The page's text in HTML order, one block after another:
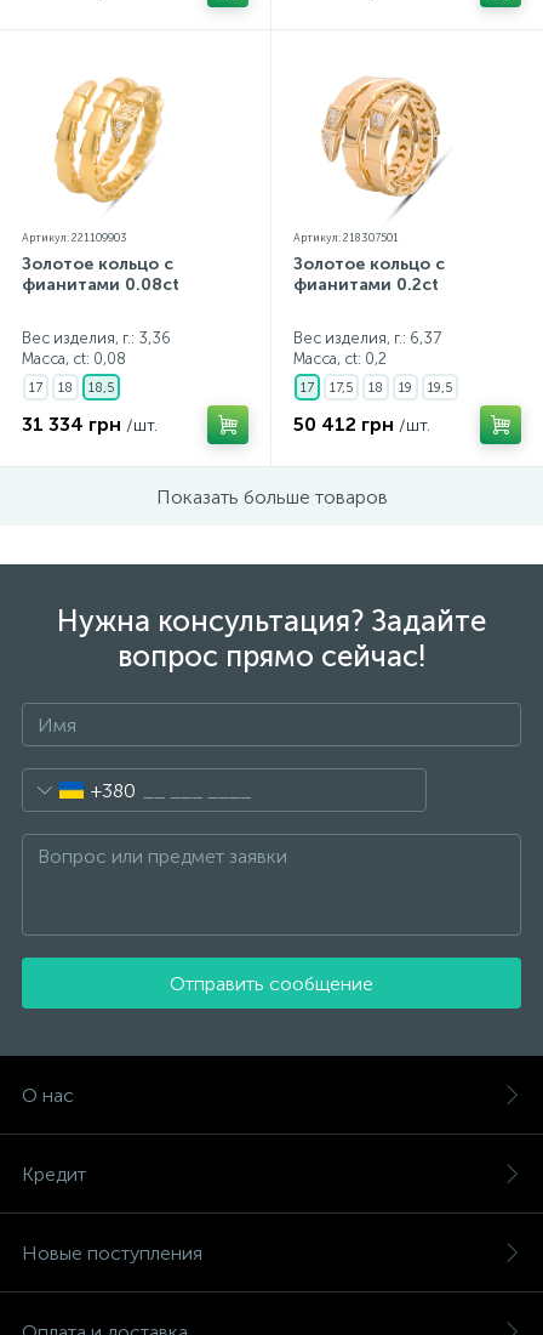
Артикул: 221109903
Золотое кольцо с
фианитами 0.08ct
Вес изделия, г.: 3,36
Масса, ct: 0,08
17 18 18,5
31 334 грн /шт.
Артикул: 218307501
Золотое кольцо с
фианитами 0.2ct
Вес изделия, г.: 6,37
Масса, ct: 0,2
17 17,5 18 19 19,5
50 412 грн /шт.
Показать больше товаров
Нужна консультация? Задайте
вопрос прямо сейчас!
+380
Отправить сообщение
О нас
Кредит
Новые поступления